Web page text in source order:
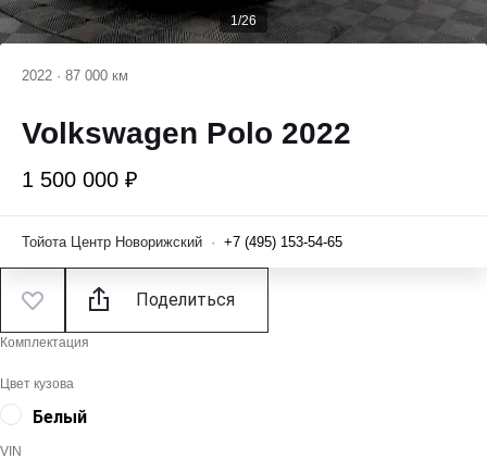
1/26
2022 · 87 000 км
Volkswagen Polo 2022
1 500 000 ₽
Тойота Центр Новорижский · +7 (495) 153-54-65
Поделиться
Комплектация
Цвет кузова
Белый
VIN